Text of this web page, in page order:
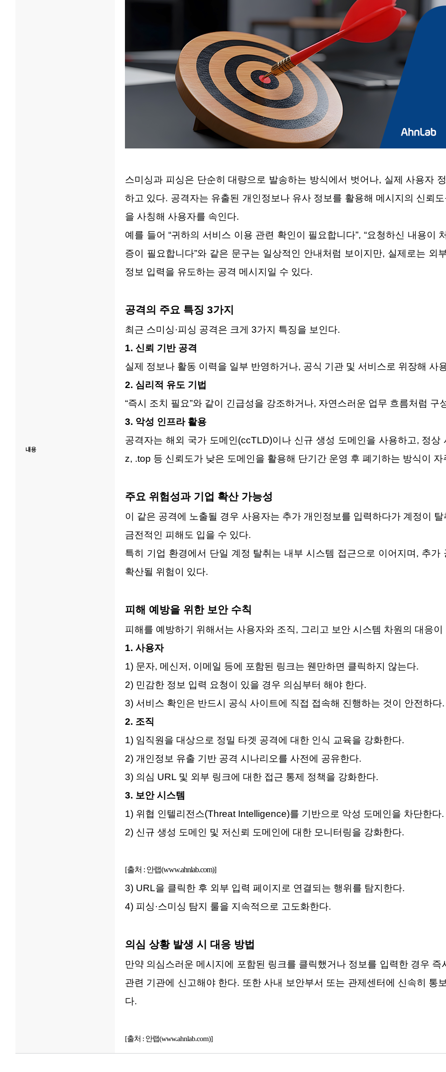
내용
스미싱과 피싱은 단순히 대량으로 발송하는 방식에서 벗어나, 실제 사용자
하고 있다. 공격자는 유출된 개인정보나 유사 정보를 활용해 메시지의 신뢰
을 사칭해 사용자를 속인다.
예를 들어 “귀하의 서비스 이용 관련 확인이 필요합니다”, “요청하신 내용이
증이 필요합니다”와 같은 문구는 일상적인 안내처럼 보이지만, 실제로는
정보 입력을 유도하는 공격 메시지일 수 있다.
공격의 주요 특징 3가지
최근 스미싱·피싱 공격은 크게 3가지 특징을 보인다.
1. 신뢰 기반 공격
실제 정보나 활동 이력을 일부 반영하거나, 공식 기관 및 서비스로 위장해 사
2. 심리적 유도 기법
“즉시 조치 필요”와 같이 긴급성을 강조하거나, 자연스러운 업무 흐름처럼 구
3. 악성 인프라 활용
공격자는 해외 국가 도메인(ccTLD)이나 신규 생성 도메인을 사용하고, 정
z, .top 등 신뢰도가 낮은 도메인을 활용해 단기간 운영 후 폐기하는 방식이 자
주요 위험성과 기업 확산 가능성
이 같은 공격에 노출될 경우 사용자는 추가 개인정보를 입력하다가 계정이
금전적인 피해도 입을 수 있다.
특히 기업 환경에서 단일 계정 탈취는 내부 시스템 접근으로 이어지며, 추
확산될 위험이 있다.
피해 예방을 위한 보안 수칙
피해를 예방하기 위해서는 사용자와 조직, 그리고 보안 시스템 차원의 대응
1. 사용자
1) 문자, 메신저, 이메일 등에 포함된 링크는 웬만하면 클릭하지 않는다.
2) 민감한 정보 입력 요청이 있을 경우 의심부터 해야 한다.
3) 서비스 확인은 반드시 공식 사이트에 직접 접속해 진행하는 것이 안전하다.
2. 조직
1) 임직원을 대상으로 정밀 타겟 공격에 대한 인식 교육을 강화한다.
2) 개인정보 유출 기반 공격 시나리오를 사전에 공유한다.
3) 의심 URL 및 외부 링크에 대한 접근 통제 정책을 강화한다.
3. 보안 시스템
1) 위협 인텔리전스(Threat Intelligence)를 기반으로 악성 도메인을 차단한다.
2) 신규 생성 도메인 및 저신뢰 도메인에 대한 모니터링을 강화한다.
[출처 : 안랩(www.ahnlab.com)]
3) URL을 클릭한 후 외부 입력 페이지로 연결되는 행위를 탐지한다.
4) 피싱·스미싱 탐지 룰을 지속적으로 고도화한다.
의심 상황 발생 시 대응 방법
만약 의심스러운 메시지에 포함된 링크를 클릭했거나 정보를 입력한 경우
관련 기관에 신고해야 한다. 또한 사내 보안부서 또는 관제센터에 신속히 통
다.
[출처 : 안랩(www.ahnlab.com)]